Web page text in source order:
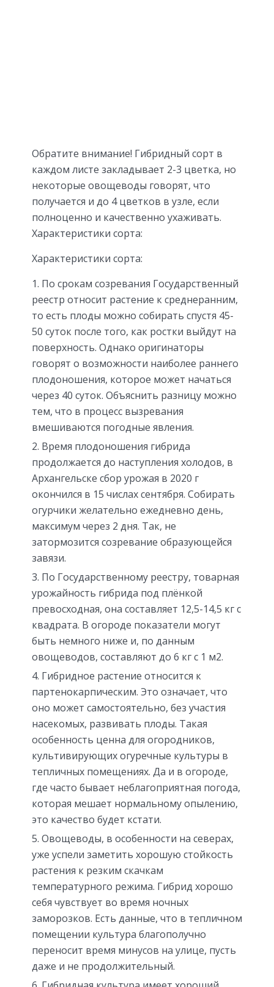
Обратите внимание! Гибридный сорт в
каждом листе закладывает 2-3 цветка, но
некоторые овощеводы говорят, что
получается и до 4 цветков в узле, если
полноценно и качественно ухаживать.
Характеристики сорта:
Характеристики сорта:
По срокам созревания Государственный
реестр относит растение к среднеранним,
то есть плоды можно собирать спустя 45-
50 суток после того, как ростки выйдут на
поверхность. Однако оригинаторы
говорят о возможности наиболее раннего
плодоношения, которое может начаться
через 40 суток. Объяснить разницу можно
тем, что в процесс вызревания
вмешиваются погодные явления.
Время плодоношения гибрида
продолжается до наступления холодов, в
Архангельске сбор урожая в 2020 г
окончился в 15 числах сентября. Собирать
огурчики желательно ежедневно день,
максимум через 2 дня. Так, не
затормозится созревание образующейся
завязи.
По Государственному реестру, товарная
урожайность гибрида под плёнкой
превосходная, она составляет 12,5-14,5 кг с
квадрата. В огороде показатели могут
быть немного ниже и, по данным
овощеводов, составляют до 6 кг с 1 м2.
Гибридное растение относится к
партенокарпическим. Это означает, что
оно может самостоятельно, без участия
насекомых, развивать плоды. Такая
особенность ценна для огородников,
культивирующих огуречные культуры в
тепличных помещениях. Да и в огороде,
где часто бывает неблагоприятная погода,
которая мешает нормальному опылению,
это качество будет кстати.
Овощеводы, в особенности на северах,
уже успели заметить хорошую стойкость
растения к резким скачкам
температурного режима. Гибрид хорошо
себя чувствует во время ночных
заморозков. Есть данные, что в тепличном
помещении культура благополучно
переносит время минусов на улице, пусть
даже и не продолжительный.